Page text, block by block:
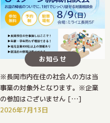
お知らせ
※長岡市内在住の社会人の方は当
事業の対象外となります。※企業
の参加はございません […]
2026年7月13日